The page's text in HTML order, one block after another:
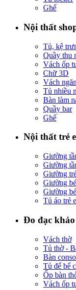
Ghế
Nội thất
Tủ, kệ
Quầy thu
Vách ốp
Chữ 3D
Vách
Tủ nhiều
Bàn làm
Quầy bar
Ghế
Nội thất trẻ
Giường
Giường
Giường
Giường
Giường
Tủ áo trẻ
Đo đạc
Vách thờ
Tủ thờ -
Bàn
Tủ để bể
Ốp bàn
Vách ốp